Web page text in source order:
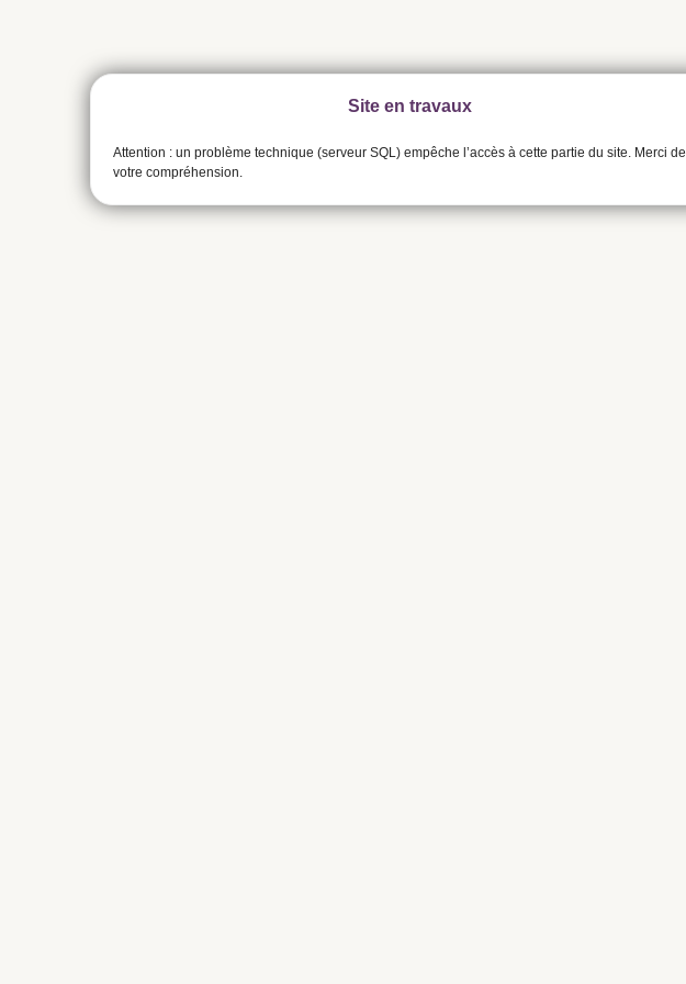
Site en travaux
Attention : un problème technique (serveur SQL) empêche l’accès à cette partie du site. Merci de
votre compréhension.